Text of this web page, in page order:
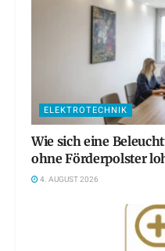
ELEKTROTECHNIK
Wie sich eine
ohne Förderpolster
4. AUGUST 2026